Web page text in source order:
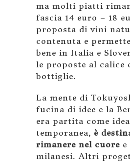
ma molti piatti
fascia 14 euro – 18
proposta di vini
contenuta e
bene in Italia e
le proposte al calice
bottiglie.
La mente di
fucina di idee e la
era partita come idea
temporanea, è
rimanere nel cuore
milanesi. Altri